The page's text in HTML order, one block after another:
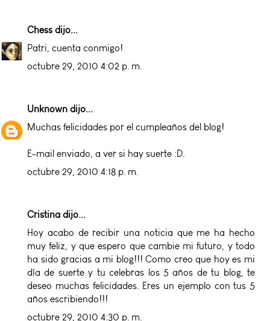
Chess dijo...
Patri, cuenta conmigo!
octubre 29, 2010 4:02 p. m.
Unknown dijo...
Muchas felicidades por el cumpleaños del blog!
E-mail enviado, a ver si hay suerte :D.
octubre 29, 2010 4:18 p. m.
Cristina dijo...
Hoy acabo de recibir una noticia que me ha hecho
muy feliz, y que espero que cambie mi futuro, y todo
ha sido gracias a mi blog!!! Como creo que hoy es mi
día de suerte y tu celebras los 5 años de tu blog, te
deseo muchas felicidades. Eres un ejemplo con tus 5
años escribiendo!!!
octubre 29, 2010 4:30 p. m.